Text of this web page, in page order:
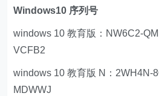
Windows10 序列号
windows 10 教育版：NW6C2-
VCFB2
windows 10 教育版 N：2WH4N-
MDWWJ